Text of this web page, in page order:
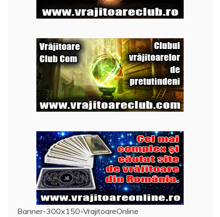
Banner-300x150-VrajitoareOnline